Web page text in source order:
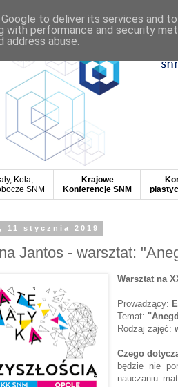
Koła,
SNM
Krajowe
Konferencje SNM
11 stycznia 2019
Jantos - warsztat:
Warsztat na
Prowadzący:
Temat:
Rodzaj zajęć:
Czego
będzie nie
nauczaniu
to deliver its services and
with performance and security
abuse.